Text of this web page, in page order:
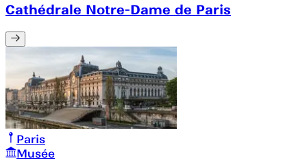
Cathédrale Notre-Dame de Paris
Paris
Musée